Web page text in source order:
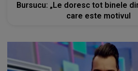
Bursucu: „Le doresc tot binele
care este motivul